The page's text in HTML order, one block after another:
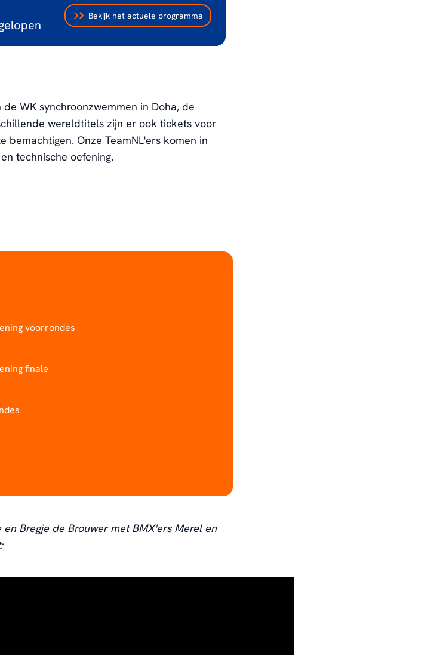
Bekijk het actuele programma
WK synchroonzwemmen in Doha, de
wereldtitels zijn er ook tickets voor
bemachtigen. Onze TeamNL'ers komen in
technische oefening.
voorrondes
finale
en Bregje de Brouwermet BMX'ers Merel en